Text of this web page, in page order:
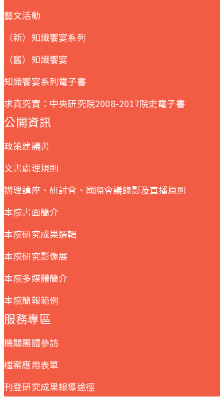
藝文活動
（新）知識饗宴系列
（舊）知識饗宴
知識饗宴系列電子書
求真究實：中央研究院2008-2017院史電子書
公開資訊
政策建議書
文書處理規則
辦理講座、研討會、國際會議錄影及直播原則
本院書面簡介
本院研究成果選輯
本院研究影像展
本院多媒體簡介
本院簡報範例
服務專區
機關團體參訪
檔案應用表單
刊登研究成果報導途徑